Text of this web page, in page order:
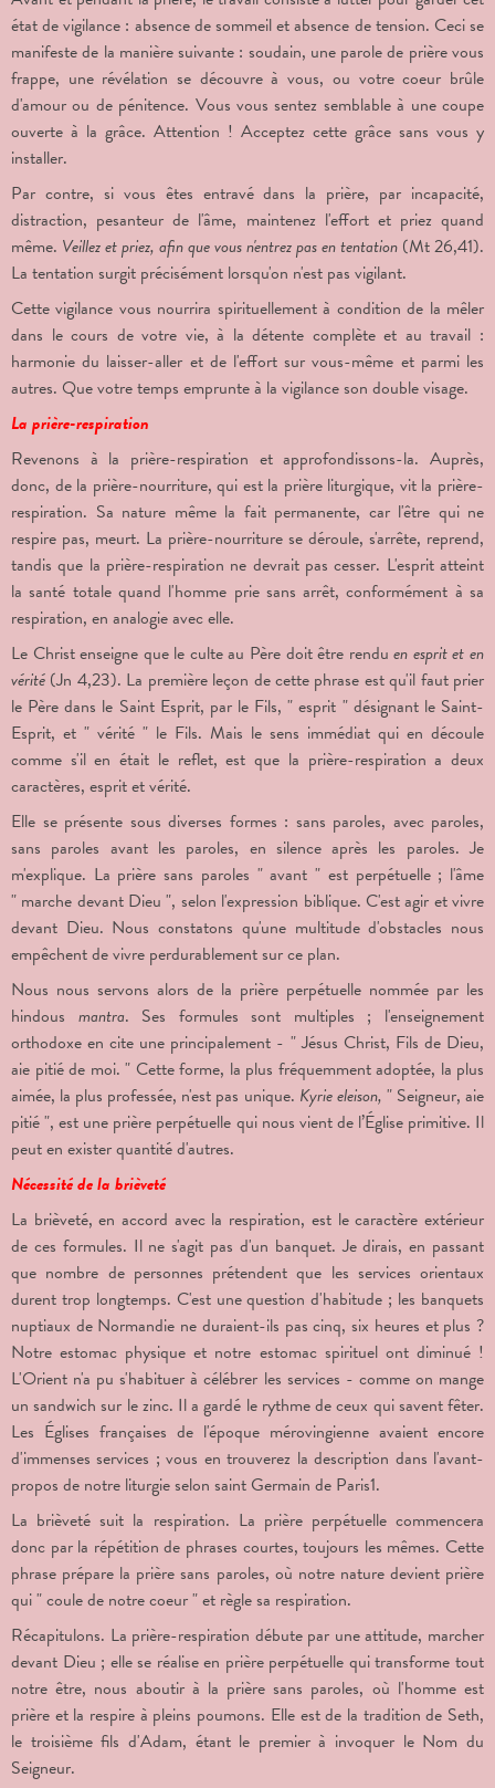
état de vigilance : absence de sommeil et absence de tension. Ceci se
manifeste de la manière suivante : soudain, une parole de prière vous
frappe, une révélation se découvre à vous, ou votre coeur brûle
d'amour ou de pénitence. Vous vous sentez semblable à une coupe
ouverte à la grâce. Attention ! Acceptez cette grâce sans vous y
installer.
Par contre, si vous êtes entravé dans la prière, par incapacité,
distraction, pesanteur de l'âme, maintenez l'effort et priez quand
même. Veillez et priez, afin que vous n'entrez pas en tentation (Mt 26,41).
La tentation surgit précisément lorsqu'on n'est pas vigilant.
Cette vigilance vous nourrira spirituellement à condition de la mêler
dans le cours de votre vie, à la détente complète et au travail :
harmonie du laisser-aller et de l'effort sur vous-même et parmi les
autres. Que votre temps emprunte à la vigilance son double visage.
La prière-respiration
Revenons à la prière-respiration et approfondissons-la. Auprès,
donc, de la prière-nourriture, qui est la prière liturgique, vit la prière-
respiration. Sa nature même la fait permanente, car l'être qui ne
respire pas, meurt. La prière-nourriture se déroule, s'arrête, reprend,
tandis que la prière-respiration ne devrait pas cesser. L'esprit atteint
la santé totale quand l'homme prie sans arrêt, conformément à sa
respiration, en analogie avec elle.
Le Christ enseigne que le culte au Père doit être renduen esprit et en
vérité (Jn 4,23). La première leçon de cette phrase est qu'il faut prier
le Père dans le Saint Esprit, par le Fils, " esprit " désignant le Saint-
Esprit, et " vérité " le Fils. Mais le sens immédiat qui en découle
comme s'il en était le reflet, est que la prière-respiration a deux
caractères, esprit et vérité.
Elle se présente sous diverses formes : sans paroles, avec paroles,
sans paroles avant les paroles, en silence après les paroles. Je
m'explique. La prière sans paroles " avant " est perpétuelle ; l'âme
" marche devant Dieu ", selon l'expression biblique. C'est agir et vivre
devant Dieu. Nous constatons qu'une multitude d'obstacles nous
empêchent de vivre perdurablement sur ce plan.
Nous nous servons alors de la prière perpétuelle nommée par les
hindous mantra. Ses formules sont multiples ; l'enseignement
orthodoxe en cite une principalement - " Jésus Christ, Fils de Dieu,
aie pitié de moi. " Cette forme, la plus fréquemment adoptée, la plus
aimée, la plus professée, n'est pas unique. Kyrie eleison, " Seigneur, aie
pitié ", est une prière perpétuelle qui nous vient de l’Église primitive. Il
peut en exister quantité d'autres.
Nécessité de la brièveté
La brièveté, en accord avec la respiration, est le caractère extérieur
de ces formules. Il ne s'agit pas d'un banquet. Je dirais, en passant
que nombre de personnes prétendent que les services orientaux
durent trop longtemps. C'est une question d'habitude ; les banquets
nuptiaux de Normandie ne duraient-ils pas cinq, six heures et plus ?
Notre estomac physique et notre estomac spirituel ont diminué !
L'Orient n'a pu s'habituer à célébrer les services - comme on mange
un sandwich sur le zinc. Il a gardé le rythme de ceux qui savent fêter.
Les Églises françaises de l'époque mérovingienne avaient encore
d'immenses services ; vous en trouverez la description dans l'avant-
propos de notre liturgie selon saint Germain de Paris1.
La brièveté suit la respiration. La prière perpétuelle commencera
donc par la répétition de phrases courtes, toujours les mêmes. Cette
phrase prépare la prière sans paroles, où notre nature devient prière
qui " coule de notre coeur " et règle sa respiration.
Récapitulons. La prière-respiration débute par une attitude, marcher
devant Dieu ; elle se réalise en prière perpétuelle qui transforme tout
notre être, nous aboutir à la prière sans paroles, où l'homme est
prière et la respire à pleins poumons. Elle est de la tradition de Seth,
le troisième fils d'Adam, étant le premier à invoquer le Nom du
Seigneur.